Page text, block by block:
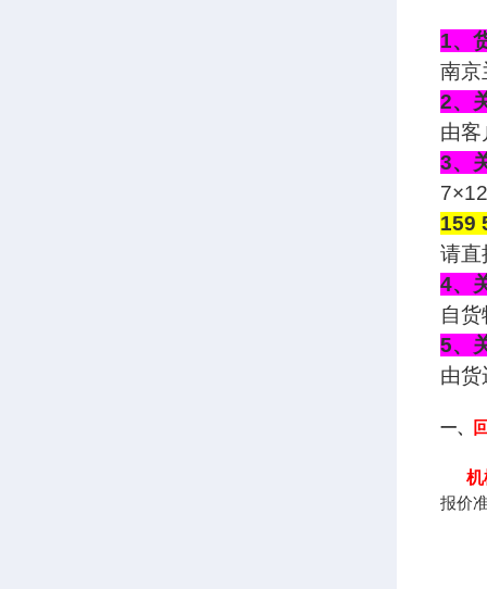
1、
南京
2、
由客
3、
159
请直
4、
自
5、
由货
一、
机
报价